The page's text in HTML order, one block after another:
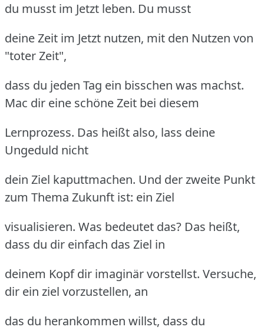
du musst im Jetzt leben. Du musst
deine Zeit im Jetzt nutzen, mit den Nutzen von
"toter Zeit",
dass du jeden Tag ein bisschen was machst.
Mac dir eine schöne Zeit bei diesem
Lernprozess. Das heißt also, lass deine
Ungeduld nicht
dein Ziel kaputtmachen. Und der zweite Punkt
zum Thema Zukunft ist: ein Ziel
visualisieren. Was bedeutet das? Das heißt,
dass du dir einfach das Ziel in
deinem Kopf dir imaginär vorstellst. Versuche,
dir ein ziel vorzustellen, an
das du herankommen willst, dass du